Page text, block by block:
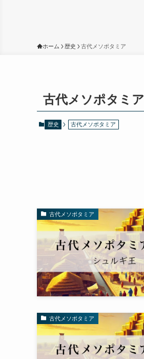
ホーム 歴史 古代メソポタミア
古代メソポタミア
歴史 古代メソポタミア
古代メソポタミア
古代メソポタミア